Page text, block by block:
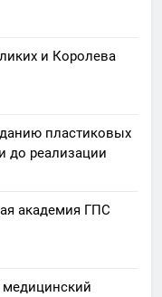
и Королева
пластиковых
до реализации
академия ГПС
медицинский